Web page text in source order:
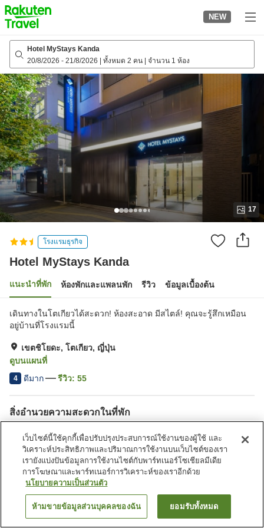
to
top
page
NEW
Hotel MyStays Kanda
20/8/2026 - 21/8/2026 ทั้งหมด 2 คน จำนวน 1 ห้อง
17
โรงแรมธุรกิจ
Hotel MyStays Kanda
แนะนำที่พัก ห้องพักและแพลนพัก รีวิว ข้อมูลเบื้องต้น
เดินทางในโตเกียวได้สะดวก! ห้องสะอาด มีสไตล์! คุณจะรู้สึกเหมือน
อยู่บ้านที่โรงแรมนี้
เขตชิโยดะ, โตเกียว, ญี่ปุ่น
ดูบนแผนที่
4 ดีมาก รีวิว: 55
สิ่งอำนวยความสะดวกในที่พัก
ตู้จำหน่ายอัตโนมัติ
บริการซักผ้า (มีค่าบริการ)
หน้าแรก ญี่ปุ่น โตเกียว เขตชิโยดะ Hotel MyStays Kanda
ค้นหาห้องพัก
เว็บไซต์นี้ใช้คุกกี้เพื่อปรับปรุงประสบการณ์ใช้งานของผู้ใช้ และ
วิเคราะห์ประสิทธิภาพและปริมาณการใช้งานบนเว็บไซต์ของเรา
เรายังแบ่งปันข้อมูลการใช้งานไซต์กับพาร์ทเนอร์โซเชียลมีเดีย
การโฆษณาและพาร์ทเนอร์การวิเคราะห์ของเราอีกด้วย
นโยบายความเป็นส่วนตัว
ห้ามขายข้อมูลส่วนบุคคลของฉัน ยอมรับทั้งหมด